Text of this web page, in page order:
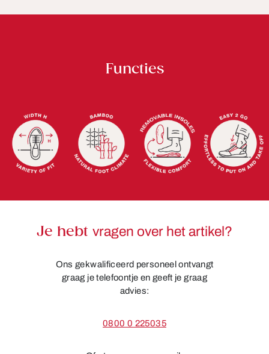
Functies
Je hebt vragen over het artikel?
Ons gekwalificeerd personeel ontvangt
graag je telefoontje en geeft je graag
advies:
0800 0 225035